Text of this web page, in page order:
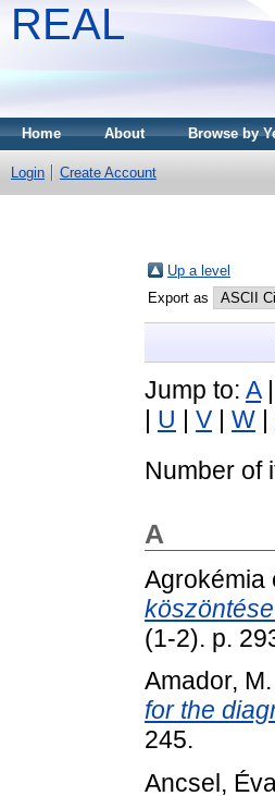
REAL
Home About Browse by
Login Create Account
Up a level
Export as
Jump to: A|
| U | V | W |
Number of
A
Agrokémia
(1-2). p.
Amador, M.
for the
245.
Ancsel,